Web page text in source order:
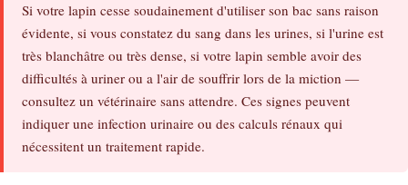
Si votre lapin cesse soudainement d'utiliser son bac sans raison
évidente, si vous constatez du sang dans les urines, si l'urine est
très blanchâtre ou très dense, si votre lapin semble avoir des
difficultés à uriner ou a l'air de souffrir lors de la miction —
consultez un vétérinaire sans attendre. Ces signes peuvent
indiquer une infection urinaire ou des calculs rénaux qui
nécessitent un traitement rapide.